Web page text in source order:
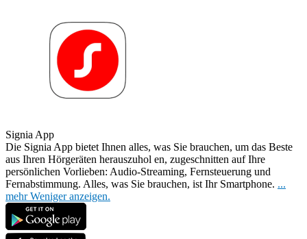
Signia App
Die Signia App bietet Ihnen alles, was Sie brauchen, um das Beste
aus Ihren Hörgeräten herauszuhol en, zugeschnitten auf Ihre
persönlichen Vorlieben: Audio-Streaming, Fernsteuerung und
Fernabstimmung. Alles, was Sie brauchen, ist Ihr Smartphone. ...
mehr Weniger anzeigen.